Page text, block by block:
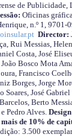
de Publicidade,
Oficinas
n.º 1,
Director:
Rui Messias,
Costa, José
João Bosco Mota
Francisco
Borges, Jorge
Soares, José
Berto
Pedro Alves.
de 10% de
3.500